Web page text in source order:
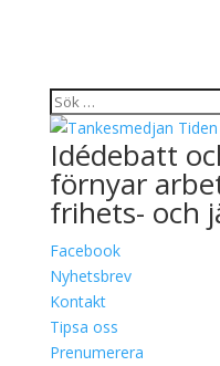
Idédebatt
förnyar
frihets- och
Facebook
Nyhetsbrev
Kontakt
Tipsa oss
Prenumerera